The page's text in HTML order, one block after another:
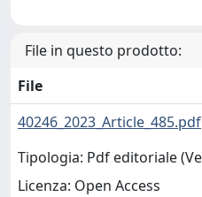
File in questo prodotto:
File
40246_2023_Article_485.pdf
Tipologia: Pdf editoriale
Licenza: Open Access